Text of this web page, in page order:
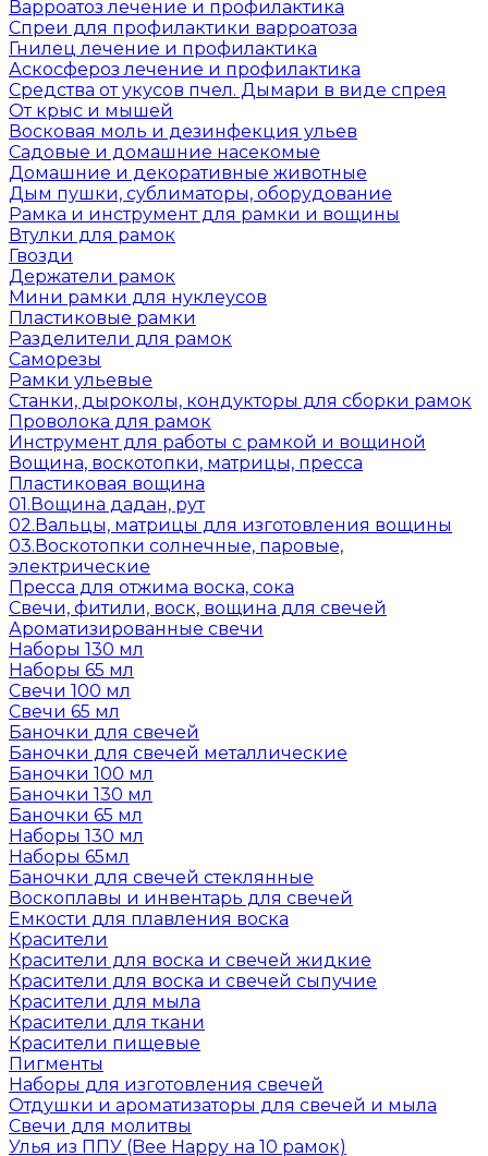
Варроатоз лечение и профилактика
Спреи для профилактики варроатоза
Гнилец лечение и профилактика
Аскосфероз лечение и профилактика
Средства от укусов пчел. Дымари в виде спрея
От крыс и мышей
Восковая моль и дезинфекция ульев
Садовые и домашние насекомые
Домашние и декоративные животные
Дым пушки, сублиматоры, оборудование
Рамка и инструмент для рамки и вощины
Втулки для рамок
Гвозди
Держатели рамок
Мини рамки для нуклеусов
Пластиковые рамки
Разделители для рамок
Саморезы
Рамки ульевые
Станки, дыроколы, кондукторы для сборки рамок
Проволока для рамок
Инструмент для работы с рамкой и вощиной
Вощина, воскотопки, матрицы, пресса
Пластиковая вощина
01.Вощина дадан, рут
02.Вальцы, матрицы для изготовления вощины
03.Воскотопки солнечные, паровые,
электрические
Пресса для отжима воска, сока
Свечи, фитили, воск, вощина для свечей
Ароматизированные свечи
Наборы 130 мл
Наборы 65 мл
Свечи 100 мл
Свечи 65 мл
Баночки для свечей
Баночки для свечей металлические
Баночки 100 мл
Баночки 130 мл
Баночки 65 мл
Наборы 130 мл
Наборы 65мл
Баночки для свечей стеклянные
Воскоплавы и инвентарь для свечей
Емкости для плавления воска
Красители
Красители для воска и свечей жидкие
Красители для воска и свечей сыпучие
Красители для мыла
Красители для ткани
Красители пищевые
Пигменты
Наборы для изготовления свечей
Отдушки и ароматизаторы для свечей и мыла
Свечи для молитвы
Улья из ППУ (Bee Happy на 10 рамок)